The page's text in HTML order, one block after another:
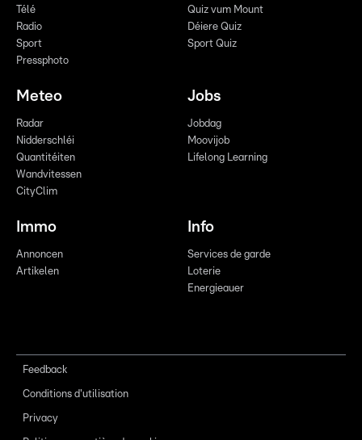
Télé
Radio
Sport
Pressphoto
Quiz vum Mount
Déiere Quiz
Sport Quiz
Meteo
Radar
Nidderschléi
Quantitéiten
Wandvitessen
CityClim
Jobs
Jobdag
Moovijob
Lifelong Learning
Immo
Annoncen
Artikelen
Info
Services de garde
Loterie
Energieauer
Feedback
Conditions d'utilisation
Privacy